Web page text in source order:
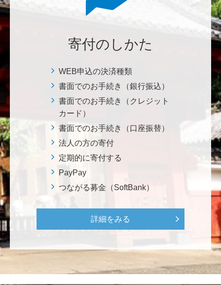
植物は、実は植物同士全世界の植物で繋がっている。
る。 植物、素晴らしい。 世界の学会でも、子供たち
い。 後世、子供たちにも、３千年後も
美味しいお寿司、刺身、美味しい魚、美味しい日本
米、酢飯 世界中の人々の舌を魅了している これから
も未来永劫 美味しいお寿司、刺身、日本米を子供た
ち、孫たち、子々孫々へ <国際水産研究教育基金>
イタリアと日本が協力して頑張っている壮大な発掘調
す。募金することにより、私自身も参加しているよう
な気持ちです。 <ソンマ・ヴェスヴィアーナ発掘調査
株式会社Ｌｅｇａｌｓｃａｐｅ
寄付のしかた
WEB申込の決済種類
書面でのお手続き（銀行振込）
書面でのお手続き（クレジット
カード）
書面でのお手続き（口座振替）
法人の方の寄付
定期的に寄付する
PayPay
つながる募金（SoftBank）
詳細をみる